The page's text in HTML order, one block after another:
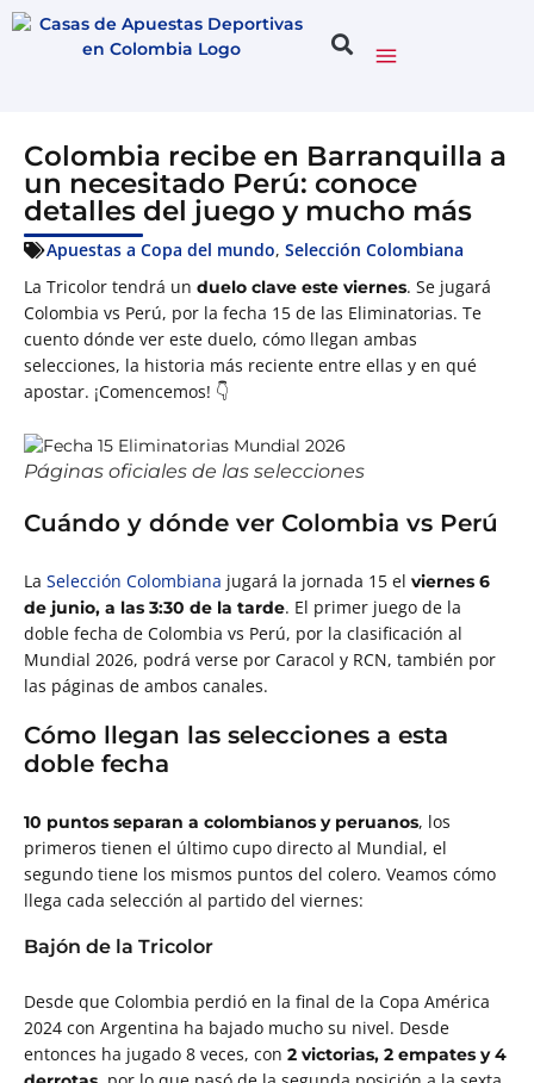
Colombia recibe en Barranquilla a
un necesitado Perú: conoce
detalles del juego y mucho más
Apuestas a Copa del mundo, Selección Colombiana
La Tricolor tendrá un duelo clave este viernes. Se jugará
Colombia vs Perú, por la fecha 15 de las Eliminatorias. Te
cuento dónde ver este duelo, cómo llegan ambas
selecciones, la historia más reciente entre ellas y en qué
apostar. ¡Comencemos! 👇
Páginas oficiales de las selecciones
Cuándo y dónde ver Colombia vs Perú
La Selección Colombiana jugará la jornada 15 el viernes 6
de junio, a las 3:30 de la tarde. El primer juego de la
doble fecha de Colombia vs Perú, por la clasificación al
Mundial 2026, podrá verse por Caracol y RCN, también por
las páginas de ambos canales.
Cómo llegan las selecciones a esta
doble fecha
10 puntos separan a colombianos y peruanos, los
primeros tienen el último cupo directo al Mundial, el
segundo tiene los mismos puntos del colero. Veamos cómo
llega cada selección al partido del viernes:
Bajón de la Tricolor
Desde que Colombia perdió en la final de la Copa América
2024 con Argentina ha bajado mucho su nivel. Desde
entonces ha jugado 8 veces, con 2 victorias, 2 empates y 4